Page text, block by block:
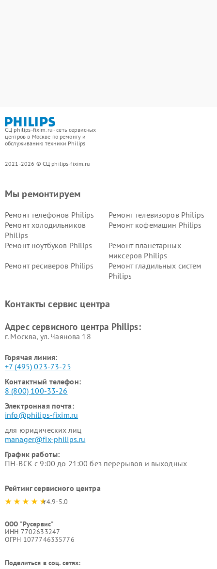
СЦ philips-fixim.ru - сеть сервисных
центров в Москве по ремонту и
обслуживанию техники Philips
2021-2026 © СЦ philips-fixim.ru
Мы ремонтируем
Ремонт телефонов Philips
Ремонт телевизоров Philips
Ремонт холодильников
Philips
Ремонт кофемашин Philips
Ремонт ноутбуков Philips
Ремонт планетарных
миксеров Philips
Ремонт ресиверов Philips
Ремонт гладильных систем
Philips
Ремонт стиральных машин
Ремонт увлажнителей
Контакты сервис центра
Адрес сервисного центра Philips:
г. Москва, ул. Чаянова 18
Горячая линия:
+7 (495) 023-73-25
Контактный телефон:
8 (800) 100-33-26
Электронная почта:
info@philips-fixim.ru
для юридических лиц
manager@fix-philips.ru
График работы:
ПН-ВСК с 9:00 до 21:00 без перерывов и выходных
Рейтинг сервисного центра
4.9-5.0
ООО "Русервис"
ИНН 7702633247
ОГРН 1077746335776
Поделиться в соц. сетях: